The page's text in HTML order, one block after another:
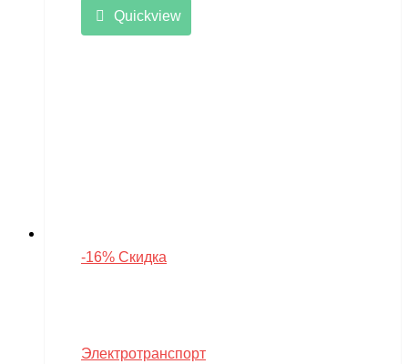
Quickview
-16% Скидка
Электротранспорт